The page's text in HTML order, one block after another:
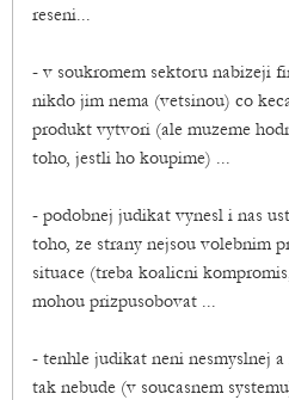
reseni...
- v soukromem sektoru nabizeji
nikdo jim nema (vetsinou) co
produkt vytvori (ale muzeme
toho, jestli ho koupime) ...
- podobnej judikat vynesl i nas
toho, ze strany nejsou volebnim
situace (treba koalicni
mohou prizpusobovat ...
- tenhle judikat neni nesmyslnej
tak nebude (v soucasnem